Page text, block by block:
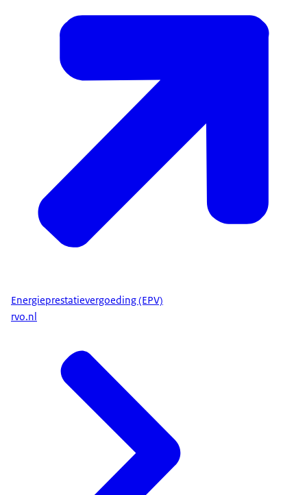
Energieprestatievergoeding (EPV)
rvo.nl